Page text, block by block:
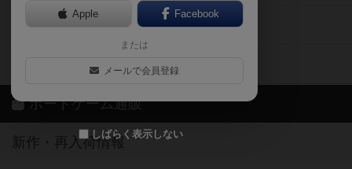
Apple Facebook
または
メールで会員登録
しばらく表示しない
ボードゲーム業界コラム
ボドゲーマご利用案内
ボードゲーム通販
新作・再入荷情報